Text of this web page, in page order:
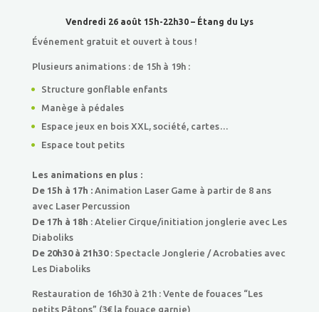
Vendredi 26 août 15h-22h30 – Étang du Lys
Événement gratuit et ouvert à tous !
Plusieurs animations : de 15h à 19h :
Structure gonflable enfants
Manège à pédales
Espace jeux en bois XXL, société, cartes…
Espace tout petits
Les animations en plus :
De 15h à 17h :Animation Laser Game à partir de 8 ans
avec Laser Percussion
De 17h à 18h : Atelier Cirque/initiation jonglerie avec Les
Diaboliks
De 20h30 à 21h30: Spectacle Jonglerie / Acrobaties avec
Les Diaboliks
Restauration de 16h30 à 21h : Vente de fouaces “Les
petits Pâtons” (3€ la fouace garnie)